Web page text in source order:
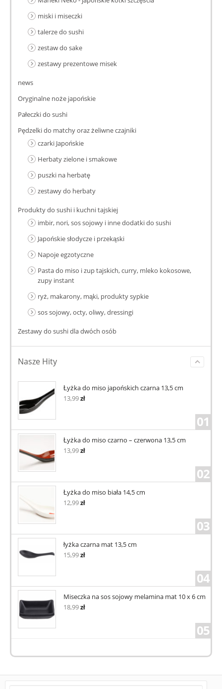
miski i miseczki
talerze do sushi
zestaw do sake
zestawy prezentowe misek
news
Oryginalne noże japońskie
Pałeczki do sushi
Pędzelki do matchy oraz żeliwne czajniki
czarki Japońskie
Herbaty zielone i smakowe
puszki na herbatę
zestawy do herbaty
Produkty do sushi i kuchni tajskiej
imbir, nori, sos sojowy i inne dodatki do sushi
Japońskie słodycze i przekąski
Napoje egzotyczne
Pasta do miso i zup tajskich, curry, mleko kokosowe,
zupy instant
ryż, makarony, mąki, produkty sypkie
sos sojowy, octy, oliwy, dressingi
Zestawy do sushi dla dwóch osób
Nasze Hity
Łyżka do miso japońskich czarna 13,5 cm
13,99zł
01
Łyżka do miso czarno – czerwona 13,5 cm
13,99zł
02
Łyżka do miso biała 14,5 cm
12,99zł
03
łyżka czarna mat 13,5 cm
15,99zł
04
Miseczka na sos sojowy melamina mat 10 x 6 cm
18,99zł
05